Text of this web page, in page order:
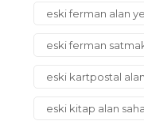
eski ferman alan
eski ferman
eski kartpostal
eski kitap alan